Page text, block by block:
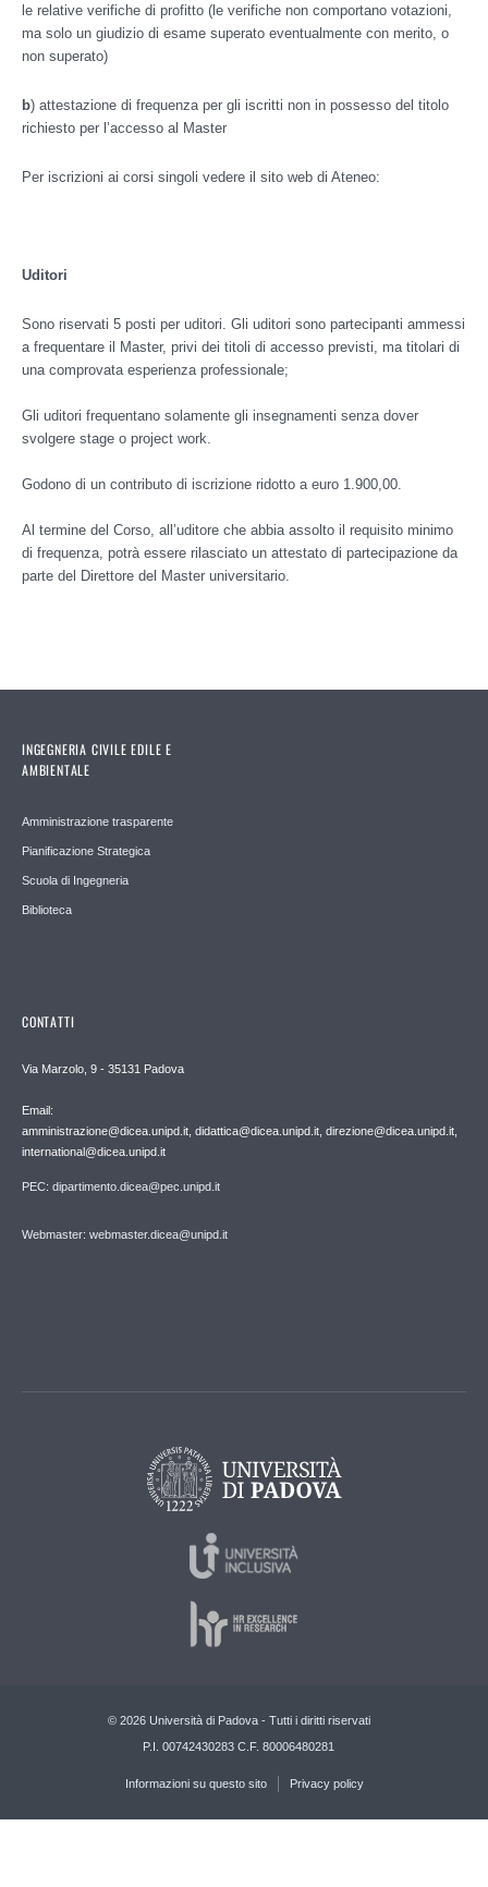
le relative verifiche di profitto (le verifiche non comportano votazioni,
ma solo un giudizio di esame superato eventualmente con merito, o
non superato)
b) attestazione di frequenza per gli iscritti non in possesso del titolo
richiesto per l’accesso al Master
Per iscrizioni ai corsi singoli vedere il sito web di Ateneo:
Uditori
Sono riservati 5 posti per uditori. Gli uditori sono partecipanti ammessi
a frequentare il Master, privi dei titoli di accesso previsti, ma titolari di
una comprovata esperienza professionale;
Gli uditori frequentano solamente gli insegnamenti senza dover
svolgere stage o project work.
Godono di un contributo di iscrizione ridotto a euro 1.900,00.
Al termine del Corso, all’uditore che abbia assolto il requisito minimo
di frequenza, potrà essere rilasciato un attestato di partecipazione da
parte del Direttore del Master universitario.
INGEGNERIA CIVILE EDILE E
AMBIENTALE
Amministrazione trasparente
Pianificazione Strategica
Scuola di Ingegneria
Biblioteca
CONTATTI
Via Marzolo, 9 - 35131 Padova
Email:
amministrazione@dicea.unipd.it, didattica@dicea.unipd.it, direzione@dicea.unipd.it,
international@dicea.unipd.it
PEC: dipartimento.dicea@pec.unipd.it
Webmaster: webmaster.dicea@unipd.it
© 2026 Università di Padova - Tutti i diritti riservati
P.I. 00742430283 C.F. 80006480281
Informazioni su questo sito Privacy policy